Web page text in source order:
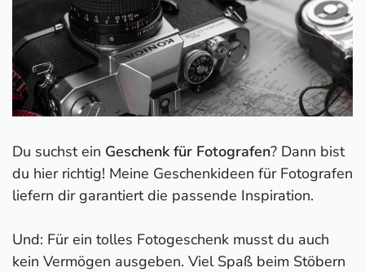
Du suchst ein Geschenk für Fotografen? Dann bist
du hier richtig! Meine Geschenkideen für Fotografen
liefern dir garantiert die passende Inspiration.
Und: Für ein tolles Fotogeschenk musst du auch
kein Vermögen ausgeben. Viel Spaß beim Stöbern